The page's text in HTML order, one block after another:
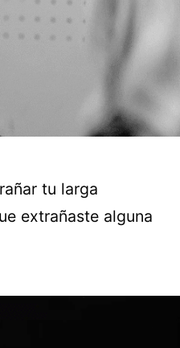
tu larga
extrañaste alguna